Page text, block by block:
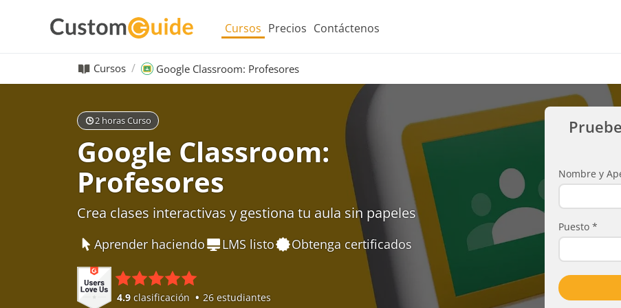
Cursos Precios Contáctenos
Cursos Google Classroom: Profesores
2 horas Curso
Google Classroom:
Profesores
Crea clases interactivas y gestiona tu aula sin papeles
Aprender haciendo LMS listo Obtenga certificados
4.9 clasificación 26 estudiantes
Nombre y
Puesto *